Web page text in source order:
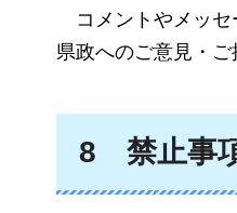
コメン トやメッ
県政へのご意見・
8 禁止事